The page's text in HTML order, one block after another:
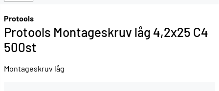
Protools
Protools Montageskruv låg 4,2x25 C4
500st
Montageskruv låg